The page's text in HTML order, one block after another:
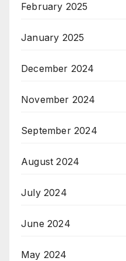
February 2025
January 2025
December 2024
November 2024
September 2024
August 2024
July 2024
June 2024
May 2024